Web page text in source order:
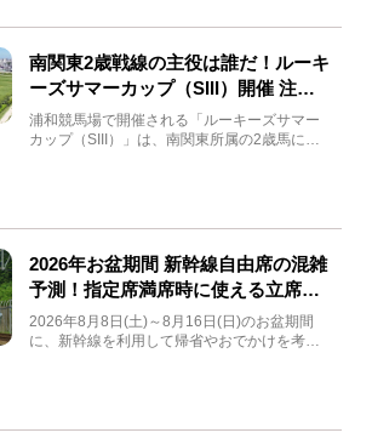
南関東2歳戦線の主役は誰だ！ルーキ
ーズサマーカップ（SIII）開催 注目
馬と見どころをチェック
浦和競馬場で開催される「ルーキーズサマー
カップ（SIII）」は、南関東所属の2歳馬によ
2026年お盆期間 新幹線自由席の混雑
予測！指定席満席時に使える立席特
急券も解説
2026年8月8日(土)～8月16日(日)のお盆期間
に、新幹線を利用して帰省やおでかけを考え